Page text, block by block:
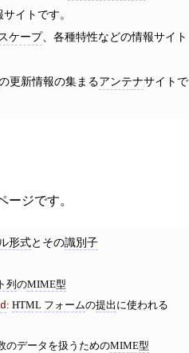
イトです。
ケープ、各種特性などの情報サイト
更新情報の集まるアンテナサイトで
ジです。
形式とその識別子
列のMIME型
: HTML フォームの提出 に使われる
のデータを扱うためのMIME型